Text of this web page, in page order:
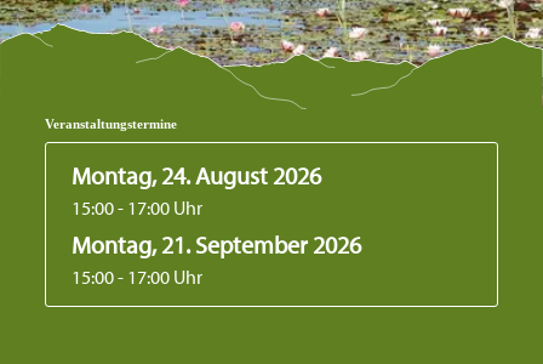
Veranstaltungstermine
Montag, 24. August 2026
15:00 - 17:00 Uhr
Montag, 21. September 2026
15:00 - 17:00 Uhr